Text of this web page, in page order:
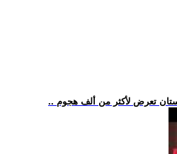
تعرض لأكثر من ألف هجوم